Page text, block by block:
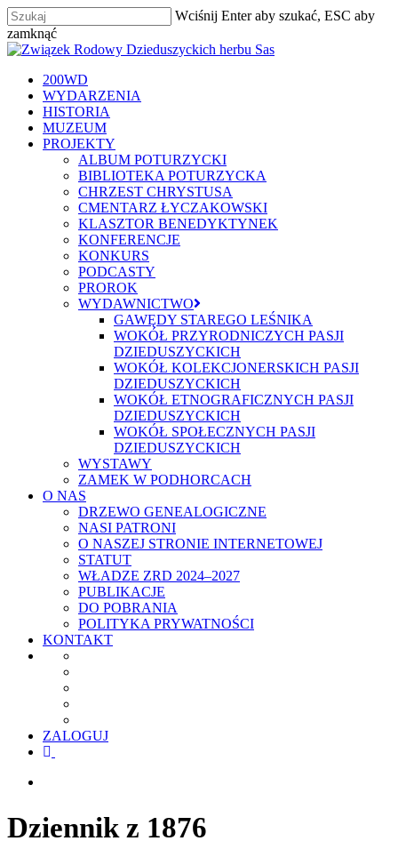
Skip
to
main
Wciśnij Enter aby szukać, ESC aby
zamknąć
Zamknij
szukaj
Menu
200WD
WYDARZENIA
HISTORIA
MUZEUM
PROJEKTY
ALBUM POTURZYCKI
BIBLIOTEKA POTURZYCKA
CHRZEST CHRYSTUSA
CMENTARZ ŁYCZAKOWSKI
KLASZTOR BENEDYKTYNEK
KONFERENCJE
KONKURS
PODCASTY
PROROK
WYDAWNICTWO
GAWĘDY STAREGO LEŚNIKA
WOKÓŁ PRZYRODNICZYCH PASJI
DZIEDUSZYCKICH
WOKÓŁ KOLEKCJONERSKICH PASJI
DZIEDUSZYCKICH
WOKÓŁ ETNOGRAFICZNYCH PASJI
DZIEDUSZYCKICH
WOKÓŁ SPOŁECZNYCH PASJI
DZIEDUSZYCKICH
WYSTAWY
ZAMEK W PODHORCACH
O NAS
DRZEWO GENEALOGICZNE
NASI PATRONI
O NASZEJ STRONIE INTERNETOWEJ
STATUT
WŁADZE ZRD 2024–2027
PUBLIKACJE
DO POBRANIA
POLITYKA PRYWATNOŚCI
KONTAKT
ZALOGUJ
facebook
Dziennik z 1876